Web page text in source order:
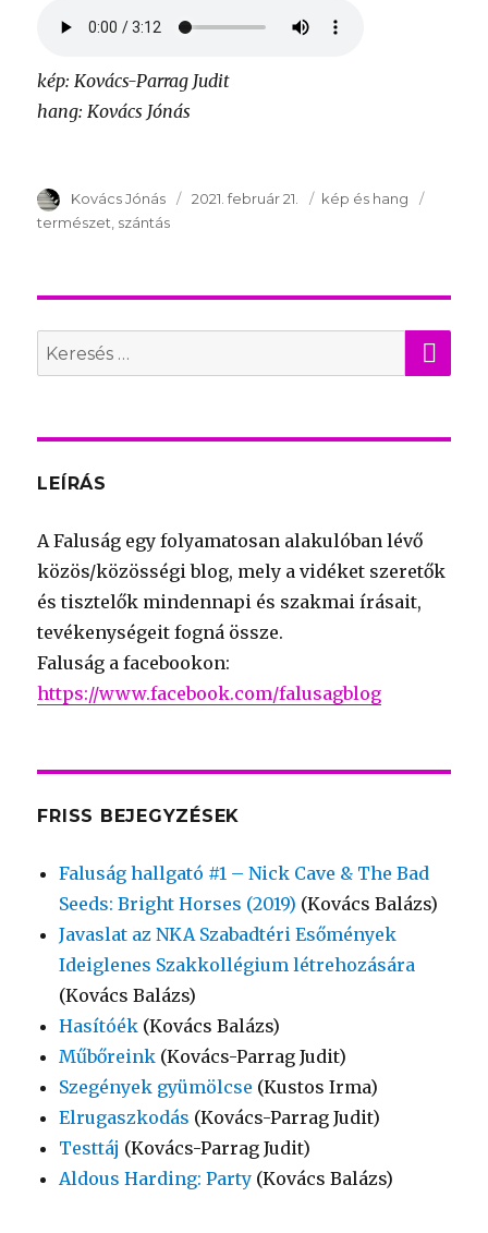
kép: Kovács-Parrag Judit
hang: Kovács Jónás
Szerző
Kovács Jónás Publikálva
2021. február 21. Témakör
kép és hang
természet szántás
Search
for:
LEÍRÁS
A Faluság egy folyamatosan alakulóban lévő
közös/közösségi blog, mely a vidéket szeretők
és tisztelők mindennapi és szakmai írásait,
tevékenységeit fogná össze.
Faluság a facebookon:
https://www.facebook.com/falusagblog
FRISS BEJEGYZÉSEK
Faluság hallgató #1 – Nick Cave & The Bad
Seeds: Bright Horses (2019) (Kovács Balázs)
Javaslat az NKA Szabadtéri Esőmények
Ideiglenes Szakkollégium létrehozására
(Kovács Balázs)
Hasítóék (Kovács Balázs)
Műbőreink (Kovács-Parrag Judit)
Szegények gyümölcse (Kustos Irma)
Elrugaszkodás (Kovács-Parrag Judit)
Testtáj (Kovács-Parrag Judit)
Aldous Harding: Party (Kovács Balázs)